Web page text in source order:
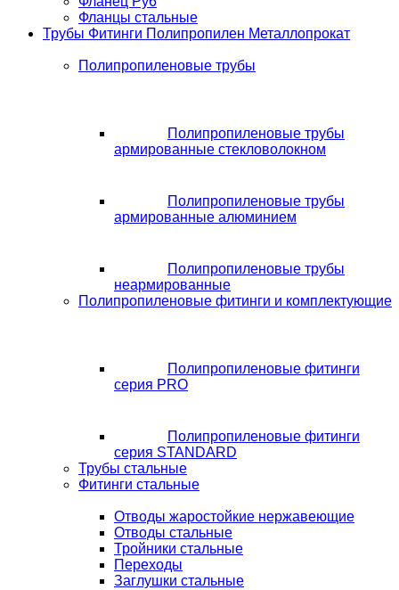
Фланцы стальные
Трубы Фитинги Полипропилен Металлопрокат
Полипропиленовые трубы
Полипропиленовые трубы
армированные стекловолокном
Полипропиленовые трубы
армированные алюминием
Полипропиленовые трубы
неармированные
Полипропиленовые фитинги и комплектующие
Полипропиленовые фитинги
серия PRO
Полипропиленовые фитинги
серия STANDARD
Трубы стальные
Фитинги стальные
Отводы жаростойкие нержавеющие
Отводы стальные
Тройники стальные
Переходы
Заглушки стальные